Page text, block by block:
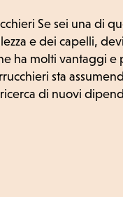
Se sei una di
e dei capelli,
ha molti vantaggi e
sta
di nuovi